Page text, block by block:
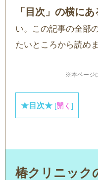
「目次」の横にあ
い。この記事の全部
たいところから読め
※本ページ
★目次★ [開く ]
椿クリニック